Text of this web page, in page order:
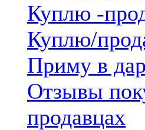
Куплю -
Куплю/
Приму в дар
Отзывы
продавцах